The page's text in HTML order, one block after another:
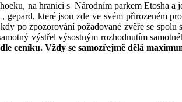
na hranici s Národním parkem Etosha
gepard, které jsou zde ve svém přirozeném
po zpozorování požadované zvěře se
výstřel výsostným rozhodnutím
ceníku. Vždy se samozřejmě dělá